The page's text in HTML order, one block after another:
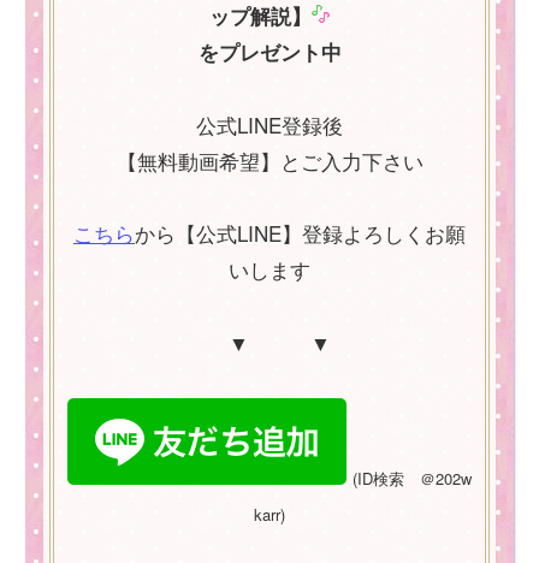
ップ解説】
をプレゼント中
公式LINE登録後
【無料動画希望】とご入力下さい
こちらから【公式LINE】登録よろしくお願
いします
▼ ▼
(ID検索 ＠202w
karr)